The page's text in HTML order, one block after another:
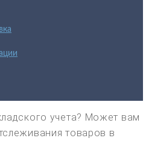
учета? Может вам
товаров в